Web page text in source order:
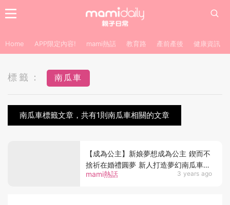
Home APP限定內容! mami熱話 教育路 產前產後 健康資訊
標籤： 南瓜車
南瓜車標籤文章，共有1則南瓜車相關的文章
mami熱話 3 years ago
【成為公主】新娘夢想成為公主 鍥而不
捨祈在婚禮圓夢 新人打造夢幻南瓜車
坐住進場好矚目